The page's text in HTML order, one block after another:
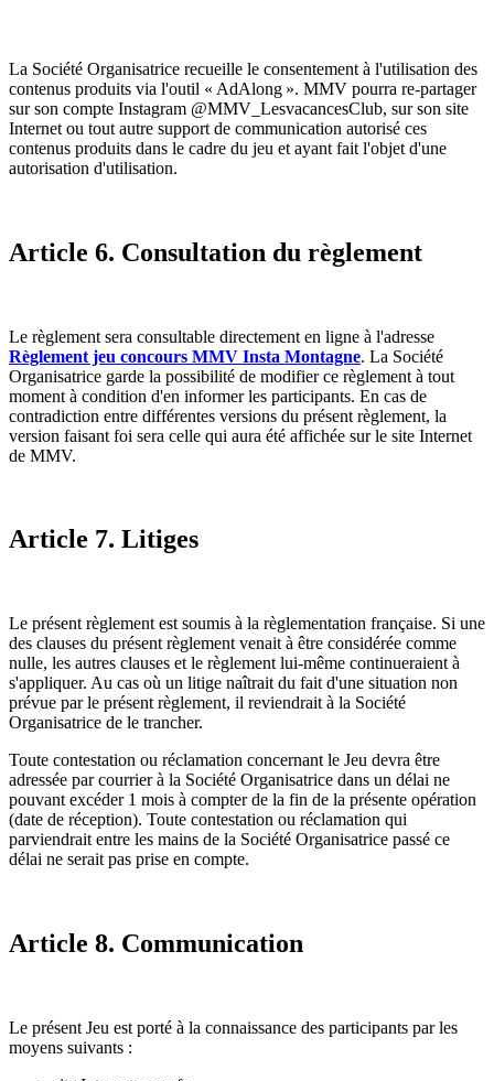
La Société Organisatrice recueille le consentement à l'utilisation des
contenus produits via l'outil « AdAlong ». MMV pourra re-partager
sur son compte Instagram @MMV_LesvacancesClub, sur son site
Internet ou tout autre support de communication autorisé ces
contenus produits dans le cadre du jeu et ayant fait l'objet d'une
autorisation d'utilisation.
Article 6. Consultation du règlement
Le règlement sera consultable directement en ligne à l'adresse
Règlement jeu concours MMV Insta Montagne. La Société
Organisatrice garde la possibilité de modifier ce règlement à tout
moment à condition d'en informer les participants. En cas de
contradiction entre différentes versions du présent règlement, la
version faisant foi sera celle qui aura été affichée sur le site Internet
de MMV.
Article 7. Litiges
Le présent règlement est soumis à la règlementation française. Si une
des clauses du présent règlement venait à être considérée comme
nulle, les autres clauses et le règlement lui-même continueraient à
s'appliquer. Au cas où un litige naîtrait du fait d'une situation non
prévue par le présent règlement, il reviendrait à la Société
Organisatrice de le trancher.
Toute contestation ou réclamation concernant le Jeu devra être
adressée par courrier à la Société Organisatrice dans un délai ne
pouvant excéder 1 mois à compter de la fin de la présente opération
(date de réception). Toute contestation ou réclamation qui
parviendrait entre les mains de la Société Organisatrice passé ce
délai ne serait pas prise en compte.
Article 8. Communication
Le présent Jeu est porté à la connaissance des participants par les
moyens suivants :